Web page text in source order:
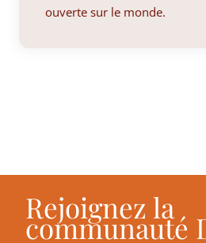
ouverte sur le monde.
Rejoignez la
communauté